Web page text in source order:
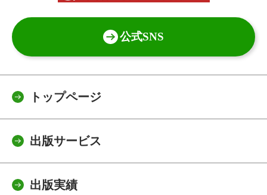
公式SNS
トップページ
出版サービス
出版実績